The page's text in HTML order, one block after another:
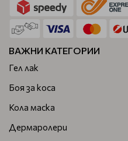
ВАЖНИ КАТЕГОРИИ
Гел лак
Боя за коса
Кола маска
Дермаролери